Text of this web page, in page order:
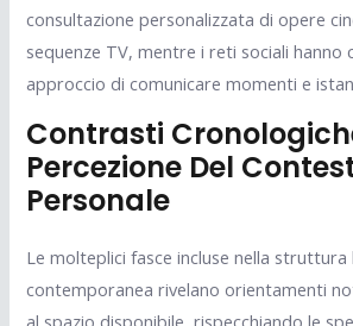
consultazione personalizzata di opere
sequenze TV, mentre i reti sociali hanno
approccio di comunicare momenti e
Contrasti
Percezione Del
Personale
Le molteplici fasce incluse nella struttura
contemporanea rivelano orientamenti
al spazio disponibile, rispecchiando le